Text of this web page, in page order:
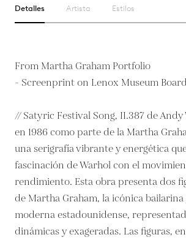
Detalles Artista Estilos
From Martha Graham Portfolio
- Screenprint on Lenox Museum
// Satyric Festival Song, II.387 de
en 1986 como parte de la Martha
una serigrafía vibrante y energética
fascinación de Warhol con el
rendimiento. Esta obra presenta dos
de Martha Graham, la icónica
moderna estadounidense,
dinámicas y exageradas. Las figuras,